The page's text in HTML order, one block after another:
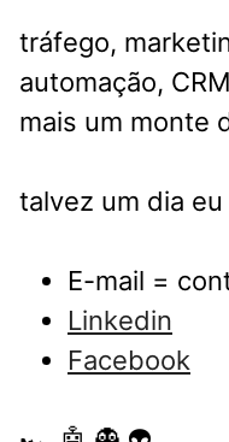
tráfego,
automação,
mais um monte
talvez um dia
E-mail =
Linkedin
Facebook